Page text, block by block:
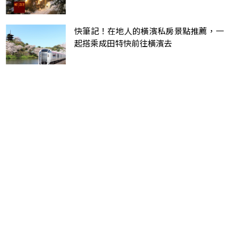
快筆記！在地人的橫濱私房景點推薦，一
起搭乘成田特快前往橫濱去